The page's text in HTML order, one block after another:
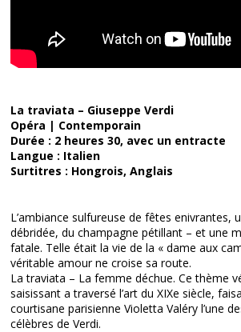
La traviata – Giuseppe Verdi
Opéra | Contemporain
Durée : 2 heures 30, avec un entracte
Langue : Italien
Surtitres : Hongrois, Anglais
L’ambiance sulfureuse de fêtes enivrantes,
débridée, du champagne pétillant – et une
fatale. Telle était la vie de la « dame aux
véritable amour ne croise sa route.
La traviata – La femme déchue. Ce thème
saisissant a traversé l’art du XIXe siècle,
courtisane parisienne Violetta Valéry l’une
célèbres de Verdi.